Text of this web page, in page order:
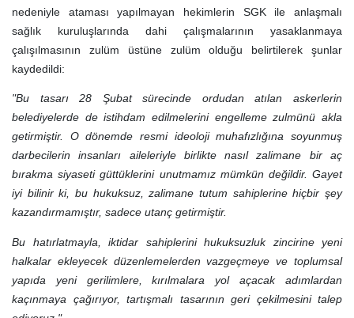
nedeniyle ataması yapılmayan hekimlerin SGK ile anlaşmalı
sağlık kuruluşlarında dahi çalışmalarının yasaklanmaya
çalışılmasının zulüm üstüne zulüm olduğu belirtilerek şunlar
kaydedildi:
"Bu tasarı 28 Şubat sürecinde ordudan atılan askerlerin
belediyelerde de istihdam edilmelerini engelleme zulmünü akla
getirmiştir. O dönemde resmi ideoloji muhafızlığına soyunmuş
darbecilerin insanları aileleriyle birlikte nasıl zalimane bir aç
bırakma siyaseti güttüklerini unutmamız mümkün değildir. Gayet
iyi bilinir ki, bu hukuksuz, zalimane tutum sahiplerine hiçbir şey
kazandırmamıştır, sadece utanç getirmiştir.
Bu hatırlatmayla, iktidar sahiplerini hukuksuzluk zincirine yeni
halkalar ekleyecek düzenlemelerden vazgeçmeye ve toplumsal
yapıda yeni gerilimlere, kırılmalara yol açacak adımlardan
kaçınmaya çağırıyor, tartışmalı tasarının geri çekilmesini talep